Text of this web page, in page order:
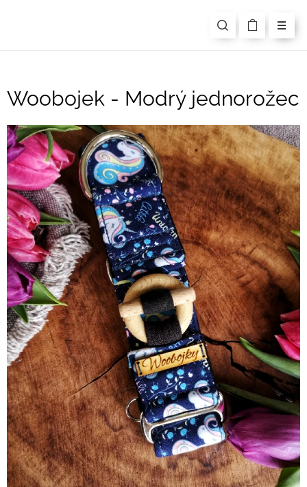
Woobojek - Modrý jednorožec